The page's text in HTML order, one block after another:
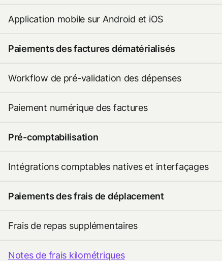
Application mobile sur Android et iOS
Paiements des factures dématérialisés
Workflow de pré-validation des dépenses
Paiement numérique des factures
Pré-comptabilisation
Intégrations comptables natives et interfaçages
Paiements des frais de déplacement
Frais de repas supplémentaires
Notes de frais kilométriques